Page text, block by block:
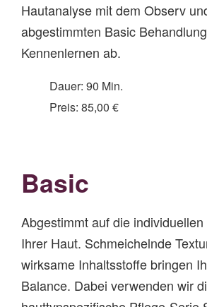
Hautanalyse mit dem Observ
abgestimmten Basic
Kennenlernen ab.
Dauer: 90 Min.
Preis: 85,00 €
Basic
Abgestimmt auf die
Ihrer Haut. Schmeichelnde
wirksame Inhaltsstoffe bringen
Balance. Dabei verwenden wir